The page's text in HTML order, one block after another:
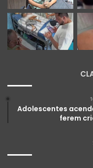
Adolescentes
ferem